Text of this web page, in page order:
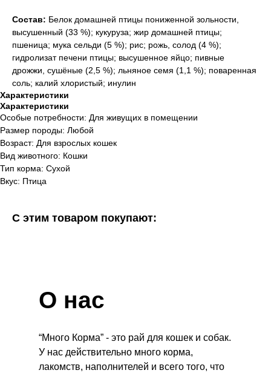
Состав: Белок домашней птицы пониженной зольности,
высушенный (33 %); кукуруза; жир домашней птицы;
пшеница; мука сельди (5 %); рис; рожь, солод (4 %);
гидролизат печени птицы; высушенное яйцо; пивные
дрожжи, сушёные (2,5 %); льняное семя (1,1 %); поваренная
соль; калий хлористый; инулин
Характеристики
Характеристики
Особые потребности: Для живущих в помещении
Размер породы: Любой
Возраст: Для взрослых кошек
Вид животного: Кошки
Тип корма: Сухой
Вкус: Птица
С этим товаром покупают:
“Много Корма” - это рай для кошек и собак.
У нас действительно много корма,
лакомств, наполнителей и всего того, что
О нас